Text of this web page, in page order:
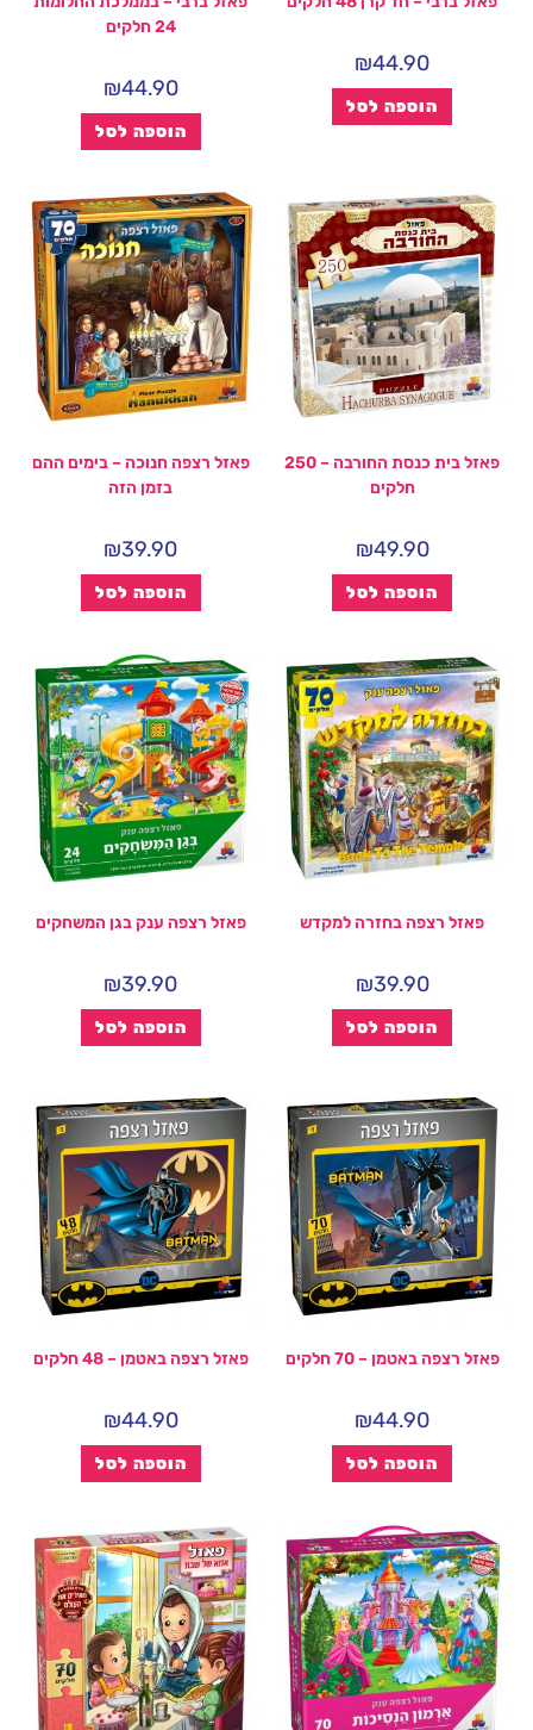
₪44.90
הוספה לסל
24 חלקים
₪44.90
הוספה לסל
פאזל בית כנסת החורבה – 250
חלקים
₪49.90
הוספה לסל
פאזל רצפה חנוכה – בימים ההם
בזמן הזה
₪39.90
הוספה לסל
פאזל רצפה בחזרה למקדש
₪39.90
הוספה לסל
פאזל רצפה ענק בגן המשחקים
₪39.90
הוספה לסל
פאזל רצפה באטמן – 70 חלקים
₪44.90
הוספה לסל
פאזל רצפה באטמן – 48 חלקים
₪44.90
הוספה לסל